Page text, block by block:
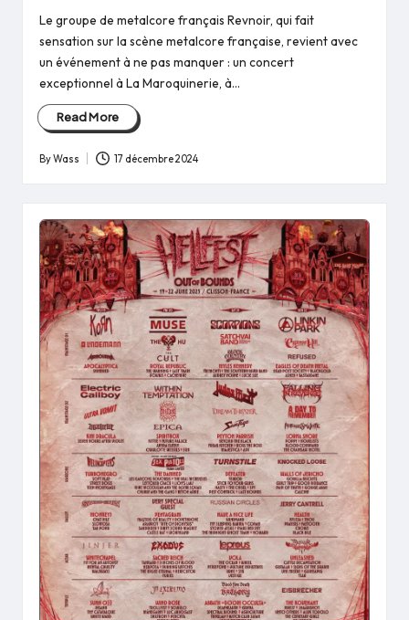
Le groupe de metalcore français Revnoir, qui fait
sensation sur la scène metalcore française, revient avec
un événement à ne pas manquer : un concert
exceptionnel à La Maroquinerie, à…
Read More
Posted
ByWass 17 décembre 2024